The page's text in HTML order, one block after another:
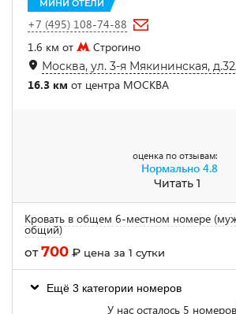
МИНИ ОТЕЛИ
+7 (495) 108-74-88
1.6 км от
Строгино
Москва, ул. 3-я Мякининская,
16.3 км от центра МОСКВА
оценка по отзывам:
Нормально 4.8
Читать 1
Кровать в общем 6-местном номере
общий)
от700 ₽ цена за 1 сутки
Ещё 3 категории номеров
У нас осталось 5